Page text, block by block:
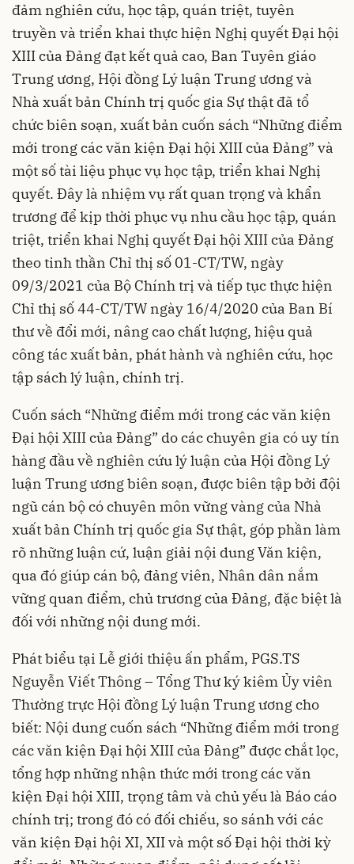
đảm nghiên cứu, học tập, quán triệt, tuyên
truyền và triển khai thực hiện Nghị quyết Đại hội
XIII của Đảng đạt kết quả cao, Ban Tuyên giáo
Trung ương, Hội đồng Lý luận Trung ương và
Nhà xuất bản Chính trị quốc gia Sự thật đã tổ
chức biên soạn, xuất bản cuốn sách “Những điểm
mới trong các văn kiện Đại hội XIII của Đảng” và
một số tài liệu phục vụ học tập, triển khai Nghị
quyết. Đây là nhiệm vụ rất quan trọng và khẩn
trương để kịp thời phục vụ nhu cầu học tập, quán
triệt, triển khai Nghị quyết Đại hội XIII của Đảng
theo tinh thần Chỉ thị số 01-CT/TW, ngày
09/3/2021 của Bộ Chính trị và tiếp tục thực hiện
Chỉ thị số 44-CT/TW ngày 16/4/2020 của Ban Bí
thư về đổi mới, nâng cao chất lượng, hiệu quả
công tác xuất bản, phát hành và nghiên cứu, học
tập sách lý luận, chính trị.
Cuốn sách “Những điểm mới trong các văn kiện
Đại hội XIII của Đảng” do các chuyên gia có uy tín
hàng đầu về nghiên cứu lý luận của Hội đồng Lý
luận Trung ương biên soạn, được biên tập bởi đội
ngũ cán bộ có chuyên môn vững vàng của Nhà
xuất bản Chính trị quốc gia Sự thật, góp phần làm
rõ những luận cứ, luận giải nội dung Văn kiện,
qua đó giúp cán bộ, đảng viên, Nhân dân nắm
vững quan điểm, chủ trương của Đảng, đặc biệt là
đối với những nội dung mới.
Phát biểu tại Lễ giới thiệu ấn phẩm, PGS.TS
Nguyễn Viết Thông – Tổng Thư ký kiêm Ủy viên
Thường trực Hội đồng Lý luận Trung ương cho
biết: Nội dung cuốn sách “Những điểm mới trong
các văn kiện Đại hội XIII của Đảng” được chắt lọc,
tổng hợp những nhận thức mới trong các văn
kiện Đại hội XIII, trọng tâm và chủ yếu là Báo cáo
chính trị; trong đó có đối chiếu, so sánh với các
văn kiện Đại hội XI, XII và một số Đại hội thời kỳ